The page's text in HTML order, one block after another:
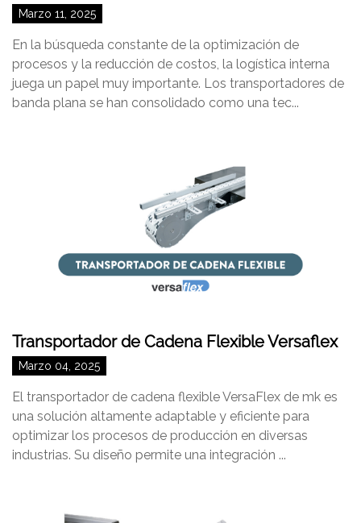
Marzo 11, 2025
En la búsqueda constante de la optimización de
procesos y la reducción de costos, la logística interna
juega un papel muy importante. Los transportadores de
banda plana se han consolidado como una tec...
Transportador de Cadena Flexible Versaflex
Marzo 04, 2025
El transportador de cadena flexible VersaFlex de mk es
una solución altamente adaptable y eficiente para
optimizar los procesos de producción en diversas
industrias. Su diseño permite una integración ...